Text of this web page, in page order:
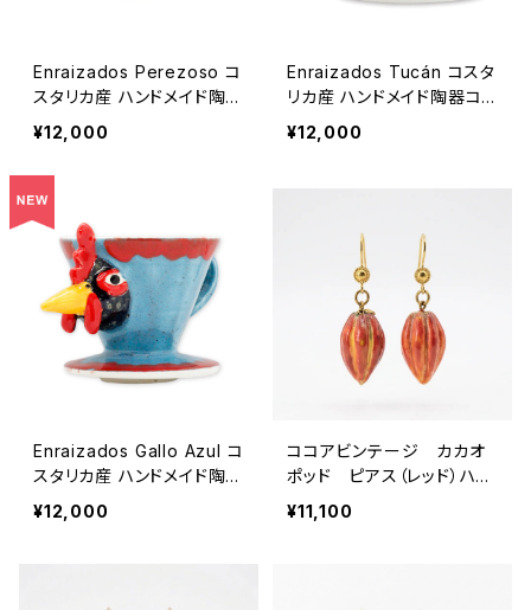
Enraizados Perezoso コ
スタリカ産 ハンドメイド陶器
コーヒードリッパー
¥12,000
Enraizados Tucán コスタ
リカ産 ハンドメイド陶器コ
ーヒードリッパー
¥12,000
Enraizados Gallo Azul コ
スタリカ産 ハンドメイド陶器
コーヒードリッパー
¥12,000
ココアビンテージ カカオ
ポッド ピアス（レッド）ハン
ドメイド
¥11,100